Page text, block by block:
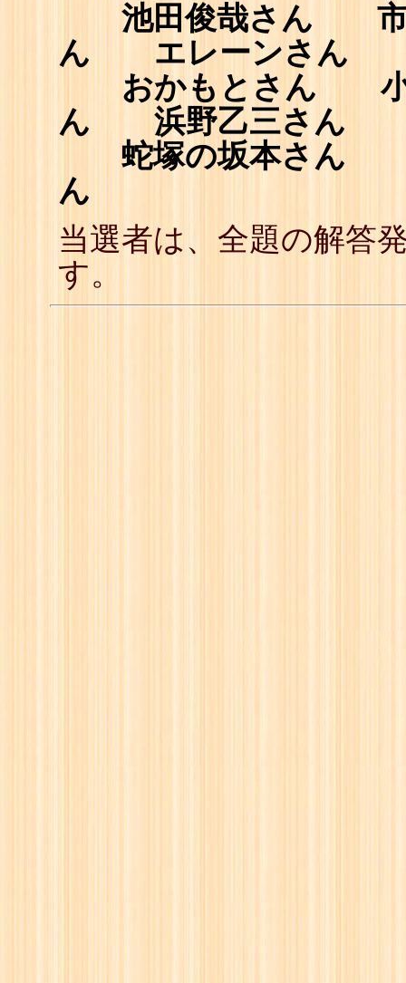
池田俊哉さん 市
ん エレーンさん
おかもとさん 小
ん 浜野乙三さん
蛇塚の坂本さん
ん
当選者は、全題の解答
す。